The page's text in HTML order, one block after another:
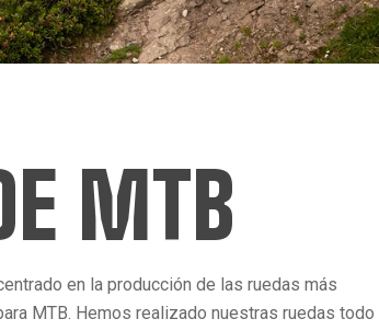
MTB
en la producción de las ruedas más
MTB. Hemos realizado nuestras ruedas todo